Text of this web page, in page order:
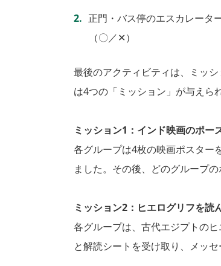
正門・バス停のエスカレータ
（〇／✕）
最後のアクティビティは、ミッ
は4つの「ミッション」が与えら
ミッション1：インド映画のポー
各グループは4枚の映画ポスター
ました。その後、どのグループ
ミッション2：ヒエログリフを読
各グループは、古代エジプトの
と解読シートを受け取り、メッセ